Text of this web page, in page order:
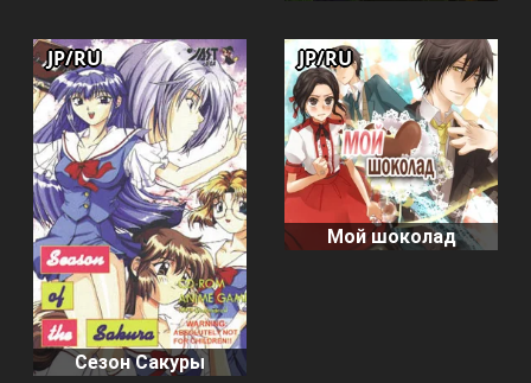
Сезон Сакуры
JP/RU
Мой шоколад
JP/RU